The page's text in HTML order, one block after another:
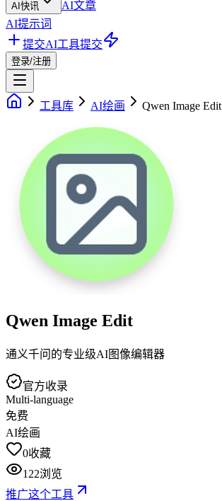
AI快讯
AI文章
AI提示词
提交AI工具提交
登录/注册
工具库 AI绘画 Qwen Image Edit
Qwen Image Edit
通义千问的专业级AI图像编辑器
官方收录
Multi-language
免费
AI绘画
0收藏
122浏览
推广这个工具